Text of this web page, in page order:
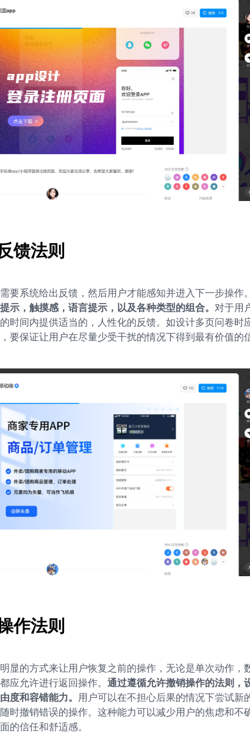
馈法则
要系统给出反馈，然后用户才能感知并进入下一步操作。
示，触摸感，语言提示，以及各种类型的组合。 对于用
时间内提供适当的，人性化的反馈。如设计多页问卷时
要保证让用户在尽量少受干扰的情况下得到最有价值的
作法则
显的方式来让用户恢复之前的操作，无论是单次动作，
应允许进行返回操作。 通过遵循允许撤销操作的法则，
度和容错能力。 用户可以在不担心后果的情况下尝试新
时撤销错误的操作。这种能力可以减少用户的焦虑和不
的信任和舒适感。